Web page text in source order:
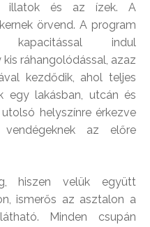
illatok és az ízek. A
örvend. A program
kapacitással indul
ráhangolódással, azaz
kezdődik, ahol teljes
egy lakásban, utcán és
helyszínre érkezve
az előre
hiszen velük együtt
ismerős az asztalon a
Minden csupán